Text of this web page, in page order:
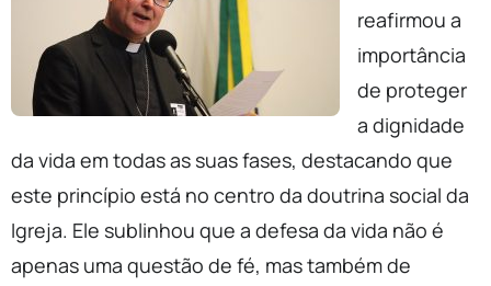
reafirmou a
importância
de proteger
a dignidade
da vida em todas as suas fases, destacando que
este princípio está no centro da doutrina social da
Igreja. Ele sublinhou que a defesa da vida não é
apenas uma questão de fé, mas também de